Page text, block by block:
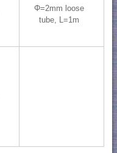
Φ=2mm loose
tube, L=1m